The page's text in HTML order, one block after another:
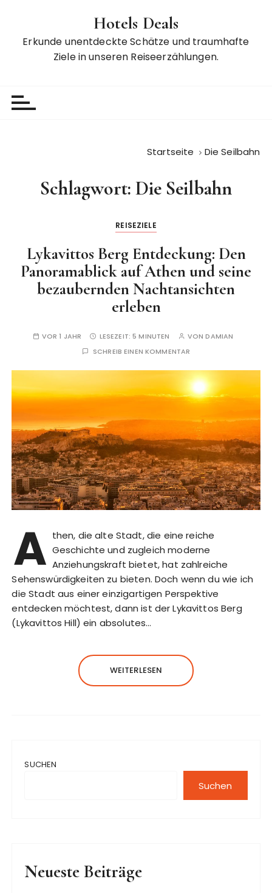
Hotels Deals
Erkunde unentdeckte Schätze und traumhafte
Ziele in unseren Reiseerzählungen.
Startseite Die Seilbahn
Schlagwort: Die Seilbahn
REISEZIELE
Lykavittos Berg Entdeckung: Den
Panoramablick auf Athen und seine
bezaubernden Nachtansichten
erleben
VOR 1 JAHR LESEZEIT:5 MINUTEN VONDAMIAN
SCHREIB EINEN KOMMENTAR
A then, die alte Stadt, die eine reiche
Geschichte und zugleich moderne
Anziehungskraft bietet, hat zahlreiche
Sehenswürdigkeiten zu bieten. Doch wenn du wie ich
die Stadt aus einer einzigartigen Perspektive
entdecken möchtest, dann ist der Lykavittos Berg
(Lykavittos Hill) ein absolutes…
WEITERLESEN
SUCHEN
Suchen
Neueste Beiträge